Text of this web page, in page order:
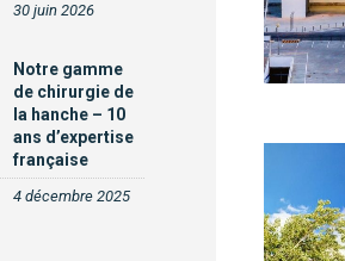
30 juin 2026
Notre gamme
de chirurgie de
la hanche – 10
ans d’expertise
française
4 décembre 2025